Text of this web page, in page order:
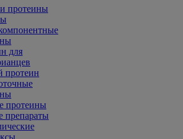
протеины
для
протеин
протеины
препараты